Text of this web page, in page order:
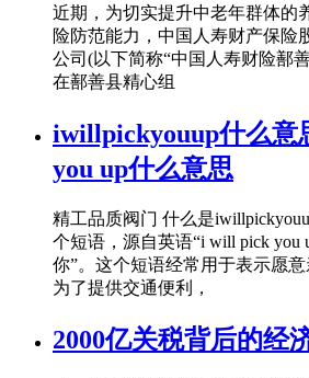
近期，为切实提升中老年群体的
险防范能力，中国人寿财产保险
公司(以下简称“中国人寿财险鄯
在鄯善县精心组
iwillpickyouup什么意
you up什么意思
精工品质阀门 什么是
个短语，源自英语“i will pick you
你”。这个短语经常用于表示愿
为了提供交通便利，
2000亿关税背后的经